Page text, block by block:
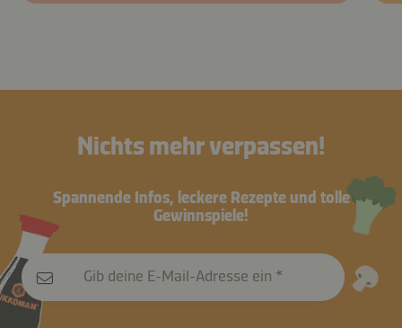
Nichts mehr verpassen!
Spannende Infos, leckere Rezepte und tolle
Gewinnspiele!
Gib deine E-Mail-Adresse ein